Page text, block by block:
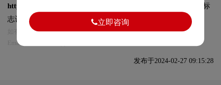
https://logo9.net/works/12363.html
转载时请注明出处为诗宸标
志设计及本链接!
如有内容侵犯您的合法权益，请及时与我们联系
Email:75696531@qq.com，我们将第一时间安排删除。
发布于2024-02-27 09:15:28
立即咨询